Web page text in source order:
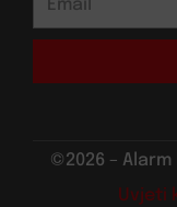
©2026 –
Uvjeti